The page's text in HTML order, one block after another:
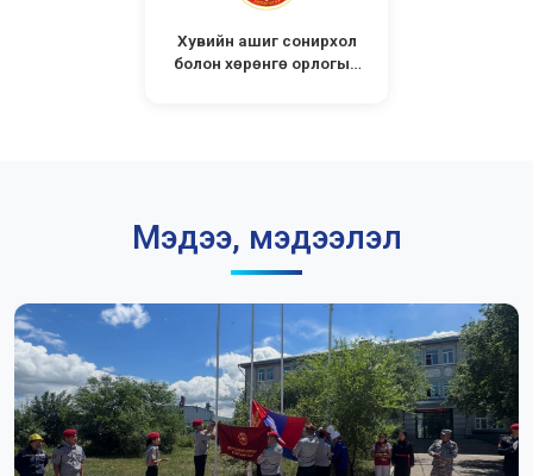
Хувийн ашиг сонирхол
болон хөрөнгө орлогын
Мэдээ, мэдээлэл